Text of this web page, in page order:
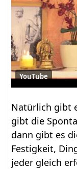
YouTube
Natürlich gibt
gibt die
dann gibt es
Festigkeit,
jeder gleich